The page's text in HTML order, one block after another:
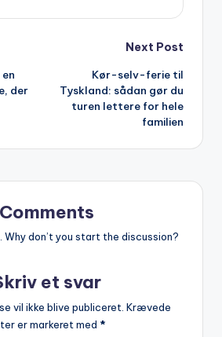
der
Next Post
Kør-selv-ferie til
Tyskland: sådan gør du
turen lettere for hele
familien
Comments
Why don’t you start the discussion?
et svar
vil ikke blive publiceret. Krævede
er markeret med *